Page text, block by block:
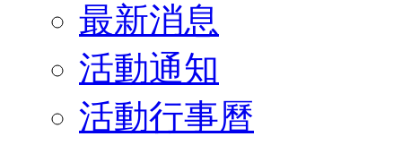
最新消息
活動通知
活動行事曆